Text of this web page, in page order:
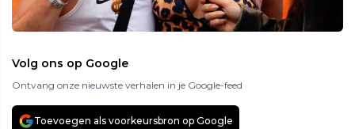
Volg ons op Google
Ontvang onze nieuwste verhalen in je Google-feed
Toevoegen als voorkeursbron op Google